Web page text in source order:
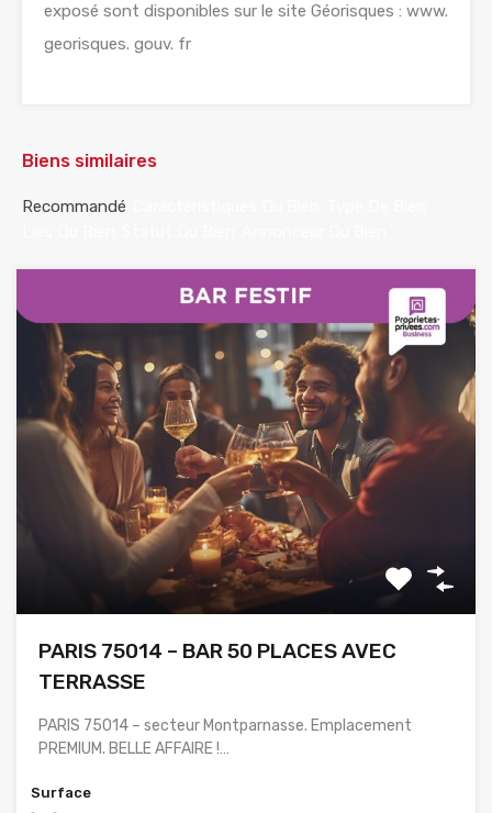
exposé sont disponibles sur le site Géorisques : www.
georisques. gouv. fr
Biens similaires
Recommandé
PARIS 75014 – BAR 50 PLACES AVEC
TERRASSE
PARIS 75014 – secteur Montparnasse. Emplacement
PREMIUM. BELLE AFFAIRE !…
Surface